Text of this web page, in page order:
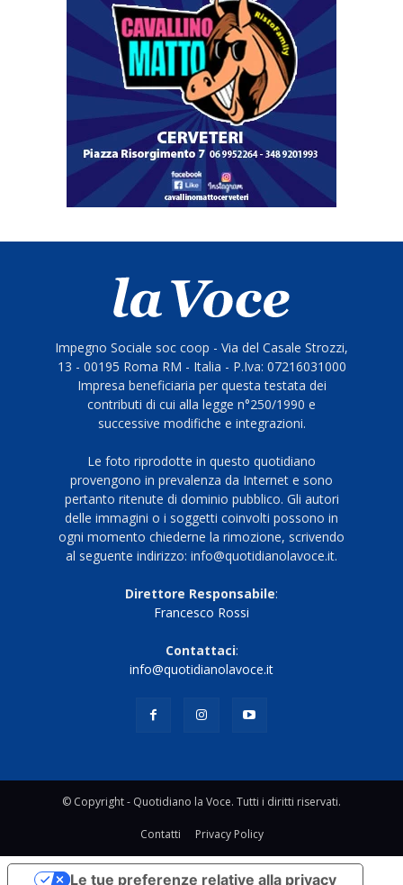
Impegno Sociale soc coop - Via del Casale Strozzi,
13 - 00195 Roma RM - Italia - P.Iva: 07216031000
Impresa beneficiaria per questa testata dei
contributi di cui alla legge n°250/1990 e
successive modifiche e integrazioni.
Le foto riprodotte in questo quotidiano
provengono in prevalenza da Internet e sono
pertanto ritenute di dominio pubblico. Gli autori
delle immagini o i soggetti coinvolti possono in
ogni momento chiederne la rimozione, scrivendo
al seguente indirizzo: info@quotidianolavoce.it.
Direttore Responsabile:
Francesco Rossi
Contattaci:
info@quotidianolavoce.it
© Copyright - Quotidiano la Voce. Tutti i diritti riservati.
Contatti Privacy Policy
Le tue preferenze relative alla privacy